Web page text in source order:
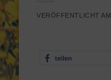
VERÖFFENTLICHT AM
teilen